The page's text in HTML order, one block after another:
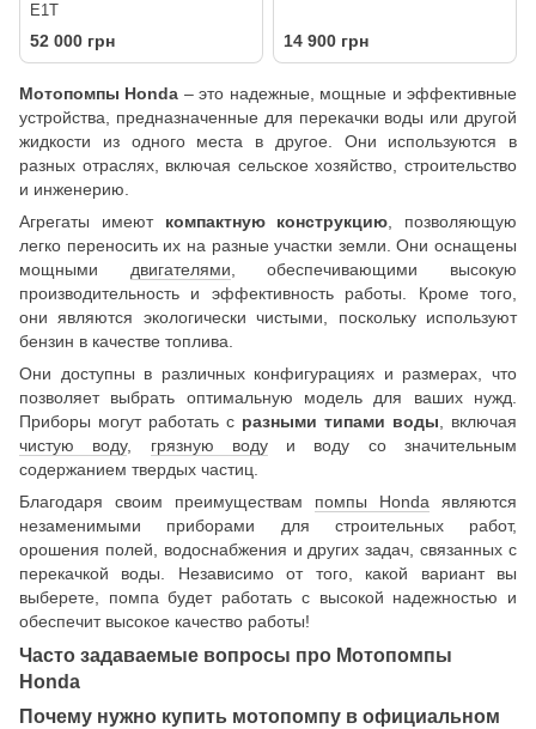
E1T
52 000 грн 14 900 грн
Мотопомпы Honda – это надежные, мощные и эффективные
устройства, предназначенные для перекачки воды или другой
жидкости из одного места в другое. Они используются в
разных отраслях, включая сельское хозяйство, строительство
и инженерию.
Агрегаты имеют компактную конструкцию , позволяющую
легко переносить их на разные участки земли. Они оснащены
мощными двигателями , обеспечивающими высокую
производительность и эффективность работы. Кроме того,
они являются экологически чистыми, поскольку используют
бензин в качестве топлива.
Они доступны в различных конфигурациях и размерах, что
позволяет выбрать оптимальную модель для ваших нужд.
Приборы могут работать с разными типами воды , включая
чистую воду, грязную водуи воду со значительным
содержанием твердых частиц.
Благодаря своим преимуществам помпы Honda являются
незаменимыми приборами для строительных работ,
орошения полей, водоснабжения и других задач, связанных с
перекачкой воды. Независимо от того, какой вариант вы
выберете, помпа будет работать с высокой надежностью и
обеспечит высокое качество работы!
Часто задаваемые вопросы про Мотопомпы
Honda
Почему нужно купить мотопомпу в официальном